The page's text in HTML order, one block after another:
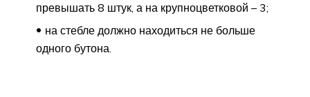
превышать 8 штук, а на крупноцветковой – 3;
на стебле должно находиться не больше
одного бутона.